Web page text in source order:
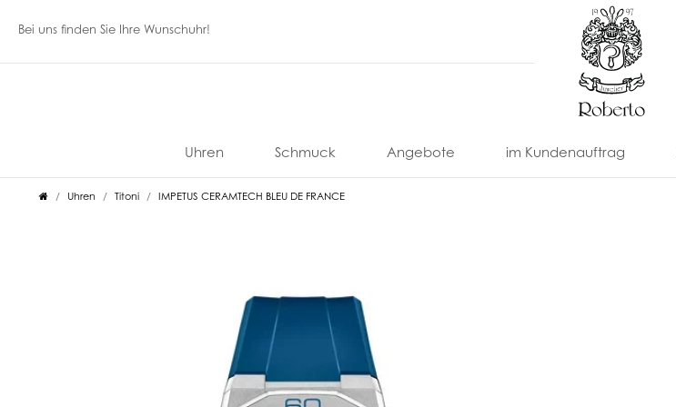
Bei uns finden Sie Ihre Wunschuhr!
Uhren
Accutron
Anonimo
Aristo
Bell
Davosa
Doxa
Dufa
Eberhard
Graham
Gucci
Hamilton
Hanhart
Meistersinger
Mido
Oris
Paul
Tissot
Titoni
TSAR
BOMBA
Schmuck
Brahman
Damaso
Diamond
Fope
Giovanni
K DI
Kuore
Sonstige
Marken
Angebote im Kundenauftrag
Uhren Titoni IMPETUS CERAMTECH BLEU DE FRANCE